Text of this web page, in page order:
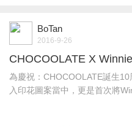
BoTan
2016-9-26
CHOCOOLATE X
為慶祝：CHOCOOLATE誕生
入印花圖案當中，更是首次將